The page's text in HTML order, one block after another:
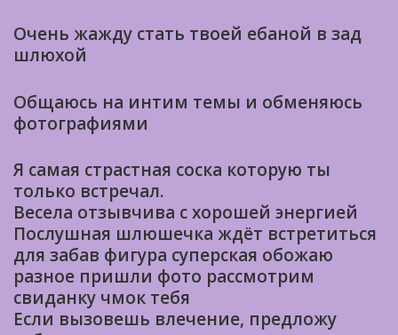
Очень жажду стать твоей ебаной в зад
шлюхой
Общаюсь на интим темы и обменяюсь
фотографиями
Я самая страстная соска которую ты
только встречал.
Bесела отзывчива с хорошей энергией
Послушная шлюшечка ждёт встретиться
для забав фигура суперская обожаю
разное пришли фото рассмотрим
свиданку чмок тебя
Если вызовешь влечение, предложу